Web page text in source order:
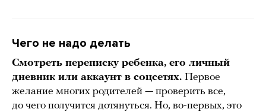
Чего не надо делать
Смотреть переписку ребенка, его личный
дневник или аккаунт в соцсетях. Первое
желание многих родителей — проверить все,
до чего получится дотянуться. Но, во-первых, это